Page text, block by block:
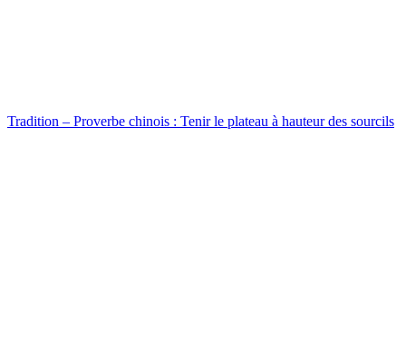
Tradition – Proverbe chinois : Tenir le plateau à hauteur des sourcils